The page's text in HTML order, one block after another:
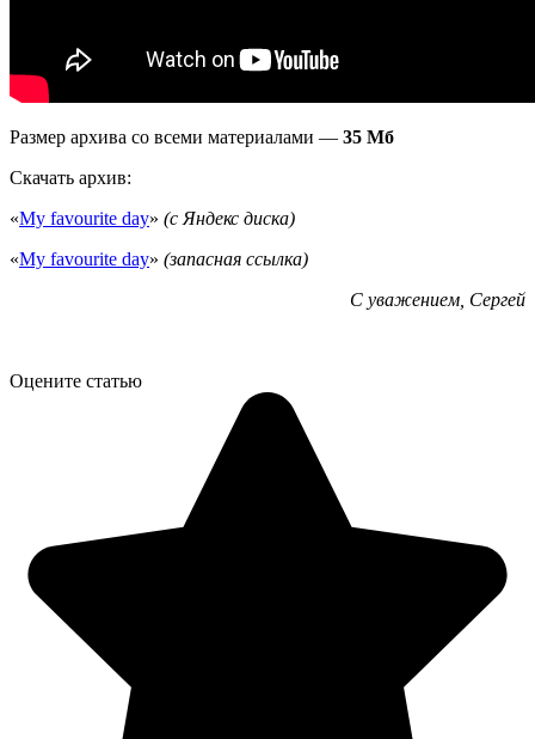
Размер архива со всеми материалами — 35 Мб
Скачать архив:
«My favourite day» (с Яндекс диска)
«My favourite day» (запасная ссылка)
С уважением, Сергей
Оцените статью